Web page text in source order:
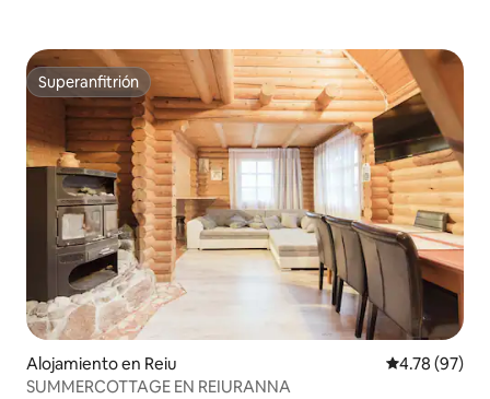
Superanfitrión
Superanfitrión
Alojamiento en Reiu Calificación
4.78 (97)
SUMMERCOTTAGE EN REIURANNA